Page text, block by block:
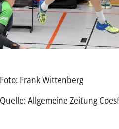
Foto: Frank Wittenberg
Quelle: Allgemeine Zeitung